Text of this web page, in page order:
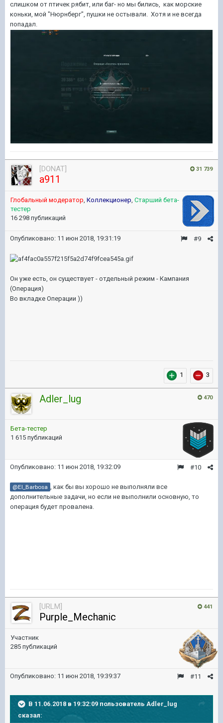
слишком от птичек рябит, или баг- но мы бились, как морские
коньки, мой "Нюрнберг", пушки не остывали. Хотя и не всегда
попадал.
31 739
[DONAT]
a911
Глобальный модератор, Коллекционер, Старший бета-
тестер
16 298 публикаций
#9
Опубликовано: 11 июн 2018, 19:31:19
Он уже есть, он существует - отдельный режим - Кампания
(Операция)
Во вкладке Операции ))
1 3
470
Adler_lug
Бета-тестер
1 615 публикаций
#10
Опубликовано: 11 июн 2018, 19:32:09
@El_Barbosa , как бы вы хорошо не выполняли все
дополнительные задачи, но если не выполнили основную, то
операция будет провалена.
441
[URLM]
Purple_Mechanic
Участник
285 публикаций
#11
Опубликовано: 11 июн 2018, 19:39:37
В 11.06.2018 в 19:32:09 пользователь Adler_lug
сказал: